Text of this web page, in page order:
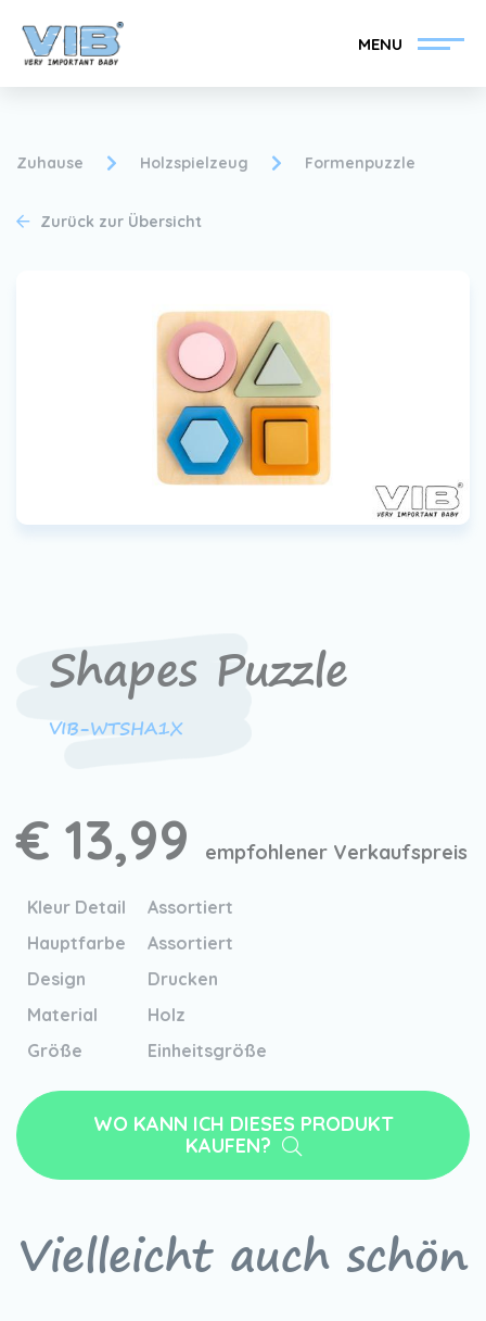
MENU
Über VIB®
Finden Sie Ihren VIB®-
Händler
VIB®-Händler werden
Zuhause Holzspielzeug Formenpuzzle
Zurück zur Übersicht
Shapes Puzzle
VIB-WTSHA1X
€ 13,99 empfohlener Verkaufspreis
Kleur Detail
Assortiert
Hauptfarbe
Assortiert
Design
Drucken
Material
Holz
Größe
Einheitsgröße
WO KANN ICH DIESES PRODUKT
KAUFEN?
Vielleicht auch schön